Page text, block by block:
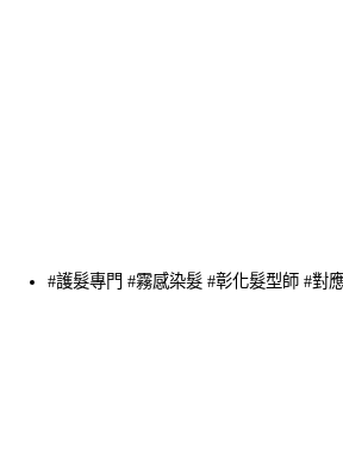
#護髮專門 #霧感染髮 #彰化髮型師 #對